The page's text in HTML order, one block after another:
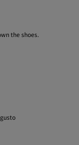
the shoes.